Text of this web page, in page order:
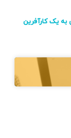
به یک کارآفرین